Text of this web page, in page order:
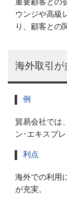
ウンジや高級
り、顧客との
海外取引が
例
貿易会社では
ン･エキスプ
利点
海外での利用
が充実。